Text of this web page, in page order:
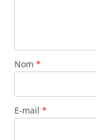
Nom *
E-mail *